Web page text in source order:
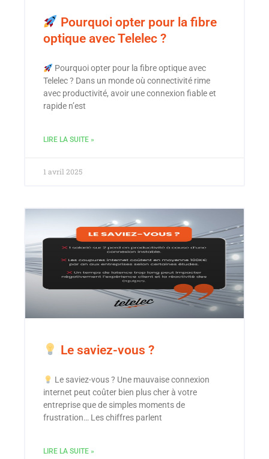
Pourquoi opter pour la fibre
optique avec Telelec ?
Pourquoi opter pour la fibre optique avec
Telelec ? Dans un monde où connectivité rime
avec productivité, avoir une connexion fiable et
rapide n’est
LIRE LA SUITE »
1 avril 2025
Le saviez-vous ?
Le saviez-vous ? Une mauvaise connexion
internet peut coûter bien plus cher à votre
entreprise que de simples moments de
frustration… Les chiffres parlent
LIRE LA SUITE »